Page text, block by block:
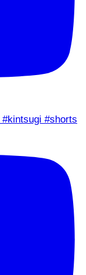
#shorts